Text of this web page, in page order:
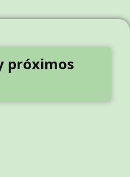
próximos